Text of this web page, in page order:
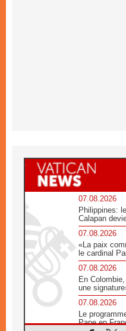
07.08.2026
Philippines:
Calapan
07.08.2026
«La paix
le cardinal
07.08.2026
En
une
07.08.2026
Le
Pape en